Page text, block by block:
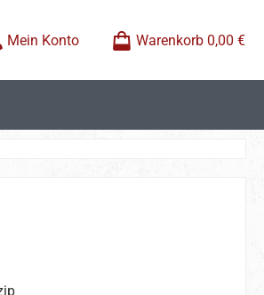
Mein Konto
Warenkorb 0,00 €